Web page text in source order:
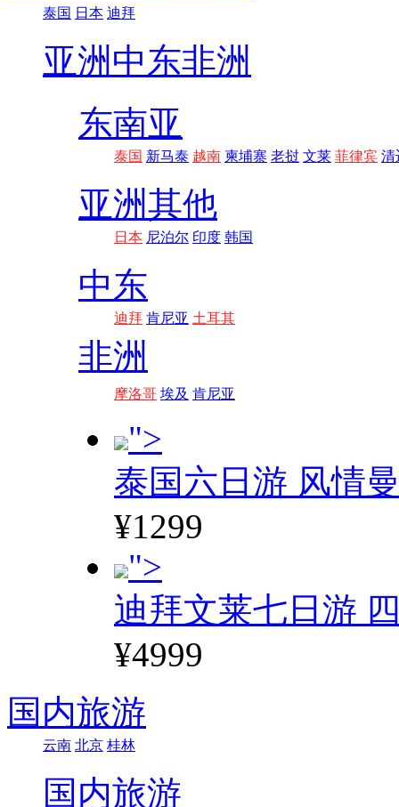
泰国 日本 迪拜
亚洲 中东非洲
东南亚
泰国 新马泰 越南 柬埔寨 老挝 文莱 菲律宾 清
亚洲其他
日本 尼泊尔 印度 韩国
中东
迪拜 肯尼亚 土耳其
非洲
摩洛哥 埃及 肯尼亚
">
泰国六日游 风情
¥1299
">
迪拜文莱七日游
¥4999
国内旅游
云南 北京 桂林
国内旅游